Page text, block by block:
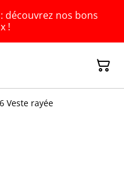
découvrez nos bons
!
Veste rayée